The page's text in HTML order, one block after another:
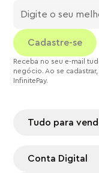
Tudo para
Conta Digital
Receba no seu e-mail
negócio. Ao se
InfinitePay.